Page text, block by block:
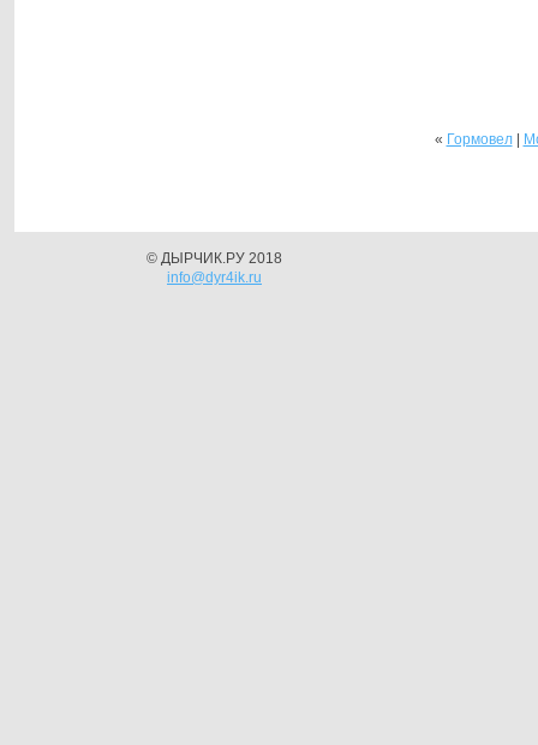
« Гормовел|
© ДЫРЧИК.РУ 2018
info@dyr4ik.ru